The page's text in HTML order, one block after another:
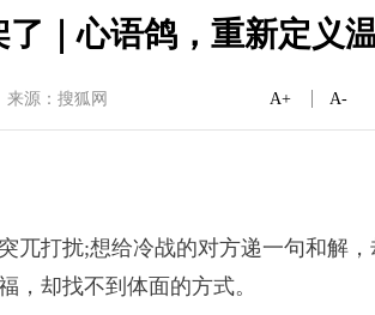
｜心语鸽，重新定义
来源：搜狐网 微信
A+ A-
打扰;想给冷战的对方递一句和解，
，却找不到体面的方式。